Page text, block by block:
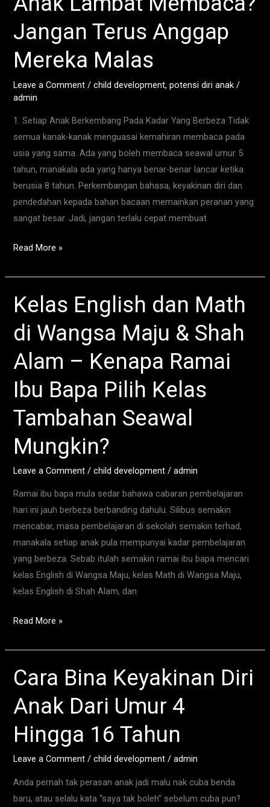
Jangan Terus Anggap
Mereka Malas
Leave a Comment /child development,potensi diri anak /
admin
1. Setiap Anak Berkembang Pada Kadar Yang Berbeza Tidak
semua kanak-kanak menguasai kemahiran membaca pada
usia yang sama. Ada yang boleh membaca seawal umur 5
tahun, manakala ada yang hanya benar-benar lancar ketika
berusia 8 tahun. Perkembangan bahasa, keyakinan diri dan
pendedahan kepada bahan bacaan memainkan peranan yang
sangat besar. Jadi, jangan terlalu cepat membuat
Lambat
Membaca?
Terus
Mereka
Read More »
Kelas English dan Math
di Wangsa Maju & Shah
Alam – Kenapa Ramai
Ibu Bapa Pilih Kelas
Tambahan Seawal
Mungkin?
Leave a Comment /child development /admin
Ramai ibu bapa mula sedar bahawa cabaran pembelajaran
hari ini jauh berbeza berbanding dahulu. Silibus semakin
mencabar, masa pembelajaran di sekolah semakin terhad,
manakala setiap anak pula mempunyai kadar pembelajaran
yang berbeza. Sebab itulah semakin ramai ibu bapa mencari
kelas English di Wangsa Maju, kelas Math di Wangsa Maju,
kelas English di Shah Alam, dan
Kelas
English
dan
di
Wangsa
Maju
&
Shah
Alam
Kenapa
Ramai
Ibu
Bapa
Pilih
Kelas
Tambahan
Seawal
Read More »
Cara Bina Keyakinan Diri
Anak Dari Umur 4
Hingga 16 Tahun
Leave a Comment /child development /admin
Anda pernah tak perasan anak jadi malu nak cuba benda
baru, atau selalu kata “saya tak boleh” sebelum cuba pun?
Cara
Bina
Keyakinan
Anak
4
Hingga